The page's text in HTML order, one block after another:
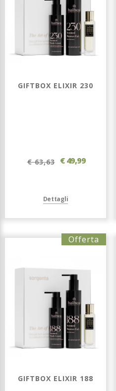
GIFTBOX ELIXIR 230
€ 63,63 € 49,99
Dettagli
Offerta
GIFTBOX ELIXIR 188